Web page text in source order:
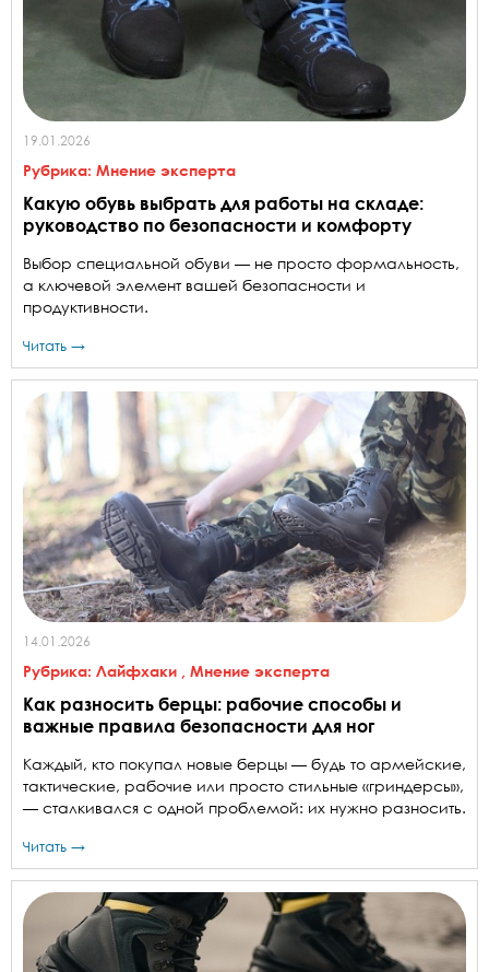
19.01.2026
Рубрика: Мнение эксперта
Какую обувь выбрать для работы на складе:
руководство по безопасности и комфорту
Выбор специальной обуви — не просто формальность,
а ключевой элемент вашей безопасности и
продуктивности.
Читать →
14.01.2026
Рубрика: Лайфхаки , Мнение эксперта
Как разносить берцы: рабочие способы и
важные правила безопасности для ног
Каждый, кто покупал новые берцы — будь то армейские,
тактические, рабочие или просто стильные «гриндерсы»,
— сталкивался с одной проблемой: их нужно разносить.
Читать →